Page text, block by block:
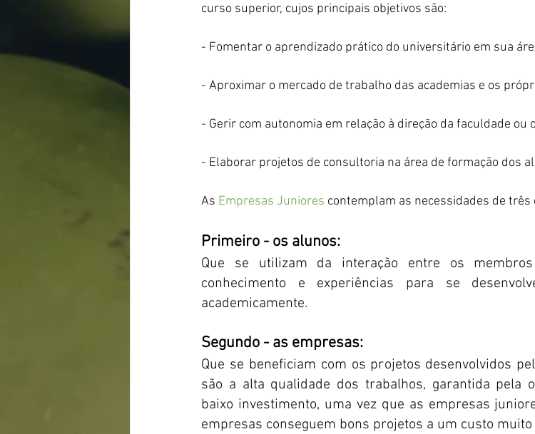
curso superior, cujos principais objetivos são:
- Fomentar o aprendizado prático do universitário em sua
- Aproximar o mercado de trabalho das academias e os
- Gerir com autonomia em relação à direção da faculdade ou
- Elaborar projetos de consultoria na área de formação dos
As Empresas Juniores contemplam as necessidades de
Primeiro - os alunos:
Que se utilizam da interação entre os
conhecimento e experiências para se
academicamente.
Segundo - as empresas:
Que se beneficiam com os projetos desenvolvidos
são a alta qualidade dos trabalhos, garantida pela
baixo investimento, uma vez que as empresas
empresas conseguem bons projetos a um custo muito